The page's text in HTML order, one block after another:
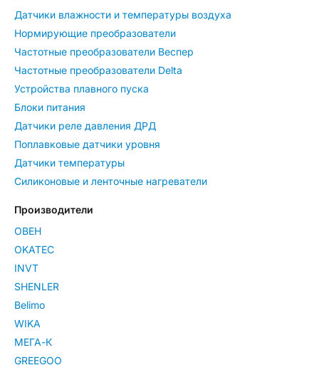
Датчики влажности и температуры воздуха
Нормирующие преобразователи
Частотные преобразователи Веспер
Частотные преобразователи Delta
Устройства плавного пуска
Блоки питания
Датчики реле давления ДРД
Поплавковые датчики уровня
Датчики температуры
Силиконовые и ленточные нагреватели
Производители
ОВЕН
OKATEC
INVT
SHENLER
Belimo
WIKA
МЕГА-К
GREEGOO